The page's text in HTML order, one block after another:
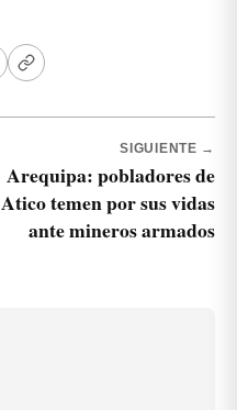
SIGUIENTE →
Arequipa: pobladores de
Atico temen por sus vidas
ante mineros armados